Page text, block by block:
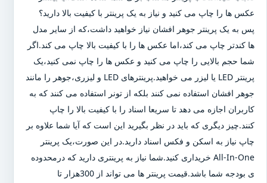
عکس ها را چاپ می کنید و نیاز به یک پرینتر با کیفیت بالا دارید؟
پس به یک پرینتر جوهر افشان نیاز خواهید داشت،که از سایر مدل
ها کندتر چاپ می کند،اما عکس ها را با کیفیت بالا چاپ می کند.اگر
شما حجم بالایی را چاپ می کنید و عکس ها را چاپ نمی کنید،یک
پرینتر LED یا لیزر می خواهید.پرینترهای LED و لیزری،جوهر را مانند
جوهر افشان استفاده نمی کنند بلکه از تونر استفاده می کنند که به
کاربران اجازه می دهد تا سریعا اسناد را با کیفیت بالا را چاپ
کنند.چیز دیگری که باید در نظر بگیرید این است که آیا شما علاوه بر
چاپ نیاز به اسکن و فکس اسناد دارید.در این صورت،یک پرینتر
All-In-One خریداری کنید.شما نیاز به پرینتری دارید که درمحدوده
ی بودجه شما باشد.قیمت پرینتر ها می تواند از 300هزار تا